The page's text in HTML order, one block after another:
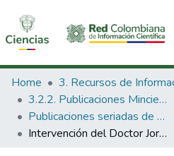
Communities & Collections
All of DSpace
Statistics
Home
3.2.2. Publicaciones Minciencias
Publicaciones seriadas de Minciencias
Intervención del Doctor Jorge Luis Ordónez Subsecretario de Asuntos Economicos Ministerio de Relaciones Exteriores